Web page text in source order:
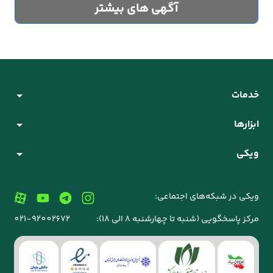
آگهی های بیشتر
خدمات
ابزارها
ویکی
ویکی در شبکه‌های اجتماعی:
مرکز پاسخگویی (شنبه تا چهارشنبه 8 الی 18):
021-92002672